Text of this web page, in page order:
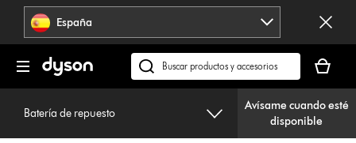
Omitir
navegación España
Buscar
en
cesta
está
vacía
Batería de repuesto
Avísame cuando esté
disponible